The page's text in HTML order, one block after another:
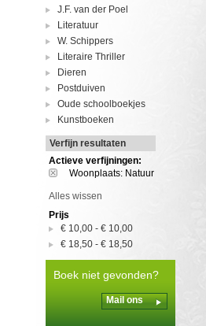
J.F. van der Poel
Literatuur
W. Schippers
Literaire Thriller
Dieren
Postduiven
Oude schoolboekjes
Kunstboeken
Verfijn resultaten
Actieve verfijningen:
Woonplaats: Natuur
Alles wissen
Prijs
€ 10,00 - € 10,00
€ 18,50 - € 18,50
Boek niet gevonden?
Mail ons